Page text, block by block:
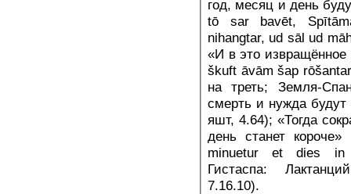
год, месяц и день
tō sar bavēt,
nihangtar, ud sāl ud
«И в это извращённое
škuft āvām šap
на треть; Земля-
смерть и нужда
яшт, 4.64); «Тогда
день станет
minuetur et dies in
Гистаспа:
7.16.10).